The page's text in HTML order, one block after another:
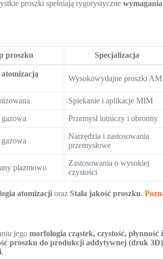
proszki spełniają rygorystycznewymagania
proszku Specjalizacja
Wysokowydajne proszki AM
Spiekanie i aplikacje MIM
Przemysł lotniczy i obronny
Narzędzia i zastosowania
przemysłowe
plazmowo
Zastosowania o wysokiej
czystości
atomizacji oraz Stała jakość proszku.
jegomorfologia cząstek, czystość, płynność i
proszku do produkcji addytywnej (druk
.